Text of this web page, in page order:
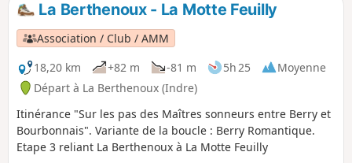
La Berthenoux - La Motte Feuilly
Association / Club / AMM
18,20 km
+82 m -81 m 5h 25
Moyenne
Départ à La Berthenoux (Indre)
Itinérance "Sur les pas des Maîtres sonneurs entre Berry et
Bourbonnais". Variante de la boucle : Berry Romantique.
Etape 3 reliant La Berthenoux à La Motte Feuilly